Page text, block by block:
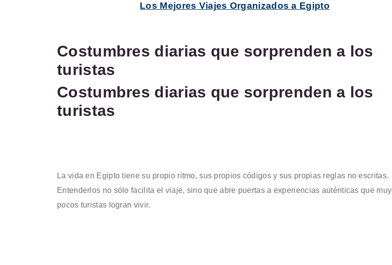
Los Mejores Viajes Organizados a Egipto
Costumbres diarias que sorprenden a los
turistas
Costumbres diarias que sorprenden a los
turistas
La vida en Egipto tiene su propio ritmo, sus propios códigos y sus propias reglas no escritas.
Entenderlos no sólo facilita el viaje, sino que abre puertas a experiencias auténticas que muy
pocos turistas logran vivir.